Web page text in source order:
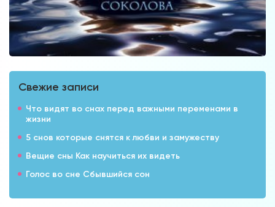
Свежие записи
Что видят во снах перед важными переменами в
жизни
5 снов которые снятся к любви и замужеству
Вещие сны Как научиться их видеть
Голос во сне Сбывшийся сон